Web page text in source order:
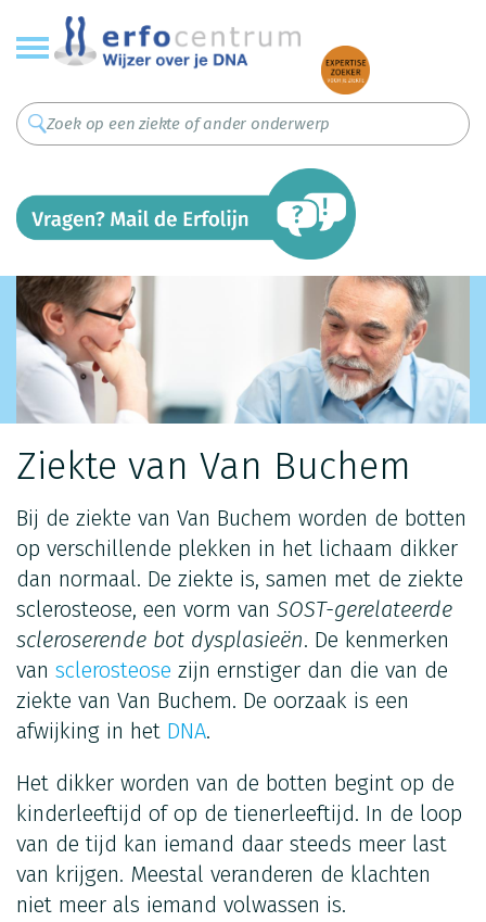
Overslaan
en
naar
inhoud
gaan
Ziekte van Van Buchem
Bij de ziekte van Van Buchem worden de botten
op verschillende plekken in het lichaam dikker
dan normaal. De ziekte is, samen met de ziekte
sclerosteose, een vorm van SOST-gerelateerde
scleroserende bot dysplasieën. De kenmerken
van sclerosteose zijn ernstiger dan die van de
ziekte van Van Buchem. De oorzaak is een
afwijking in het DNA.
Het dikker worden van de botten begint op de
kinderleeftijd of op de tienerleeftijd. In de loop
van de tijd kan iemand daar steeds meer last
van krijgen. Meestal veranderen de klachten
niet meer als iemand volwassen is.